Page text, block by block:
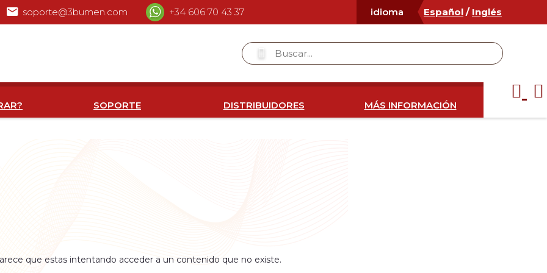
soporte@3bumen.com +34 606 70 43 37 idioma Español / Inglés
SOPORTE DISTRIBUIDORES MÁS INFORMACIÓN
que estas intentando acceder a un contenido que no existe.